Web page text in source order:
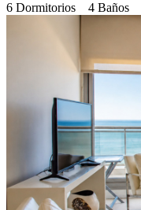
6 Dormitorios 4 Baños